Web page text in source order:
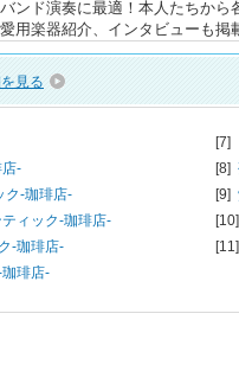
ンド演奏に最適！本人たちか
用楽器紹介、インタビューも掲
見る
-
ク-珈琲店-
ィック-珈琲店-
-珈琲店-
琲店-
[7]
[8]
[9]
[10]
[11]